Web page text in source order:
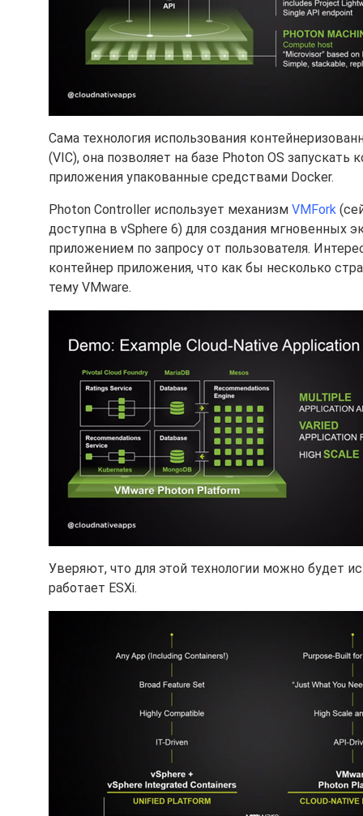
Сама технология использования
(VIC), она позволяет на базе Photon OS
приложения упакованные средствами Docker.
Photon Controller использует механизм VMFork
доступна в vSphere 6) для создания
приложением по запросу от пользователя.
контейнер приложения, что как бы несколько
тему VMware.
Уверяют, что для этой технологии можно будет
работает ESXi.